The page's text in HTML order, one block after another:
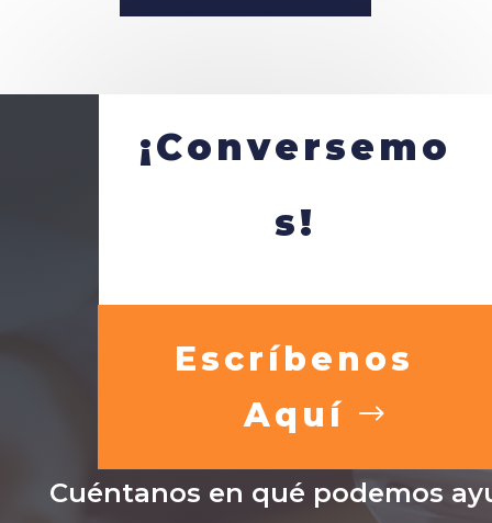
¡Conversemo
s!
Escríbenos
Aquí
Cuéntanos en qué podemos